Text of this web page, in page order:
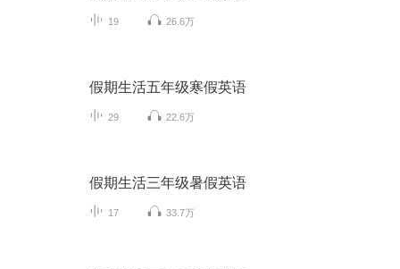
19 26.6万
假期生活五年级寒假英语
29 22.6万
假期生活三年级暑假英语
17 33.7万